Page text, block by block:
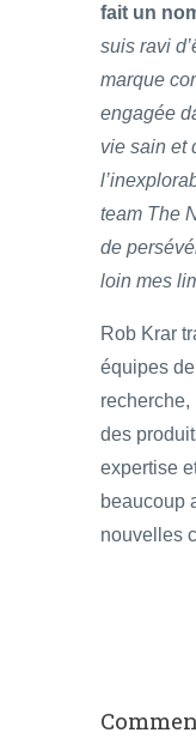
fait un
suis ravi
marque
engagée
vie sain et
team The
de
loin mes
Rob Krar
équipes
des
expertise
beaucoup
nouvelles